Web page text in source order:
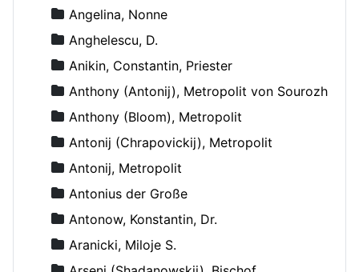
Angelina, Nonne
Anghelescu, D.
Anikin, Constantin, Priester
Anthony (Antonij), Metropolit von Sourozh
Anthony (Bloom), Metropolit
Antonij (Chrapovickij), Metropolit
Antonij, Metropolit
Antonius der Große
Antonow, Konstantin, Dr.
Aranicki, Miloje S.